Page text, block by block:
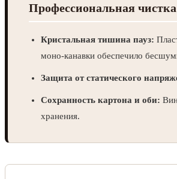
Профессиональная
Кристальная тишина пауз:
моно-канавки обеспечило
Защита от статического
Сохранность картона и оби:
хранения.